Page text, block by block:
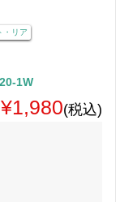
・リア
1W
¥1,980(税込)